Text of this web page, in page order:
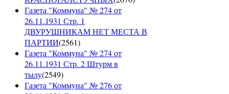
Газета "Коммуна" № 274 от
26.11.1931 Стр. 1
ДВУРУШНИКАМ НЕТ МЕСТА В
ПАРТИИ(2561)
Газета "Коммуна" № 274 от
26.11.1931 Стр. 2 Штурм в
тылу(2549)
Газета "Коммуна" № 276 от